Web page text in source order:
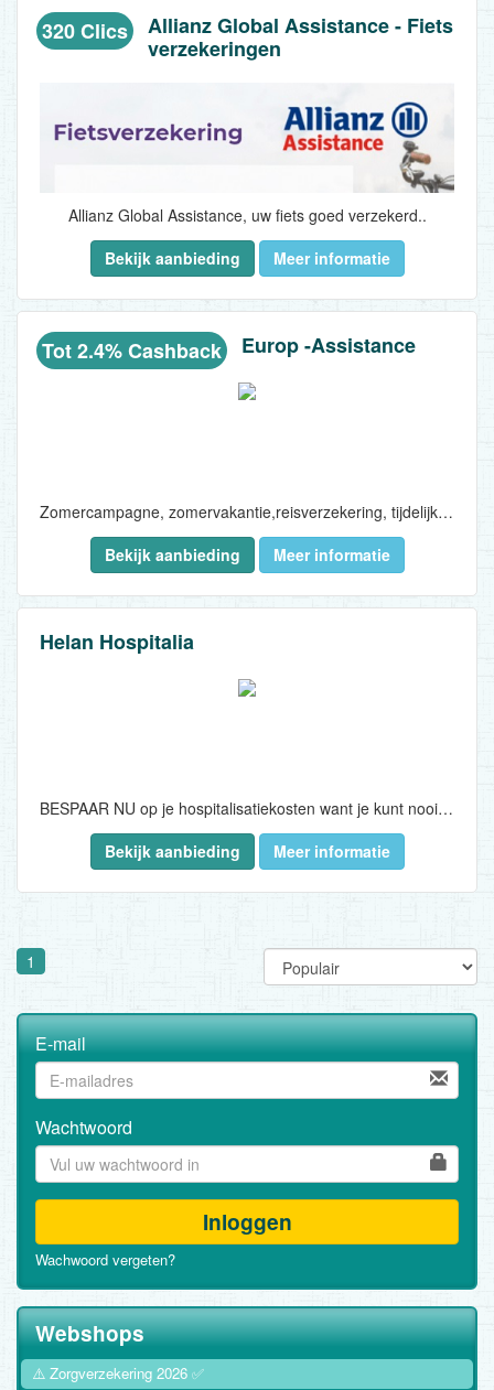
320 Clics
Allianz Global Assistance - Fiets
verzekeringen
Allianz Global Assistance, uw fiets goed verzekerd..
Bekijk aanbieding
Meer informatie
Tot 2.4% Cashback Europ -Assistance
Zomercampagne, zomervakantie,reisverzekering, tijdelijke reisverzekering, medische kosten, reisbijstand, verwonding, medische repatriëring, zoek- en reddingsactie, België,travel insurance, temporary travel insurance, medical expenses, travel assistance, injury, medical repatriation, search and rescue, Belgium, Pechverhelping, Pechbijstand voor uw verplaatsingen..
Bekijk aanbieding
Meer informatie
Helan Hospitalia
BESPAAR NU op je hospitalisatiekosten want je kunt nooit op je gezondheid besparen..
Bekijk aanbieding
Meer informatie
1
E-mail
Wachtwoord
Inloggen
Wachwoord vergeten?
Webshops
⚠️ Zorgverzekering 2026 ✅